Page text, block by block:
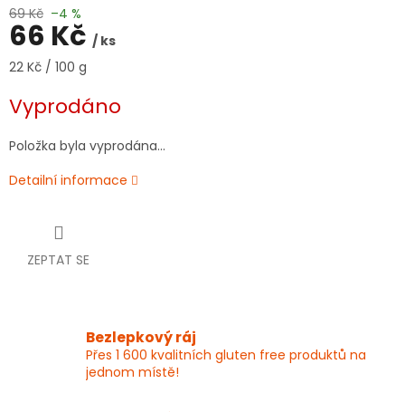
69 Kč –4 %
66 Kč / ks
Měrná
22 Kč / 100 g
Vyprodáno
Položka byla vyprodána…
Detailní informace
ZEPTAT SE
Bezlepkový ráj
Přes 1 600 kvalitních gluten free produktů na
jednom místě!